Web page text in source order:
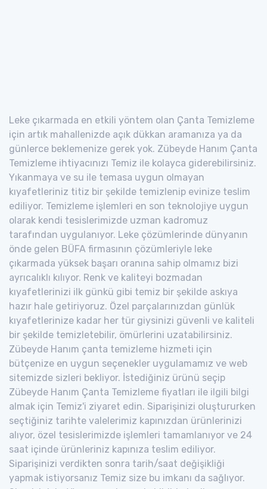
Leke çıkarmada en etkili yöntem olan Çanta Temizleme
için artık mahallenizde açık dükkan aramanıza ya da
günlerce beklemenize gerek yok. Zübeyde Hanım Çanta
Temizleme ihtiyacınızı Temiz ile kolayca giderebilirsiniz.
Yıkanmaya ve su ile temasa uygun olmayan
kıyafetleriniz titiz bir şekilde temizlenip evinize teslim
ediliyor. Temizleme işlemleri en son teknolojiye uygun
olarak kendi tesislerimizde uzman kadromuz
tarafından uygulanıyor. Leke çözümlerinde dünyanın
önde gelen BÜFA firmasının çözümleriyle leke
çıkarmada yüksek başarı oranına sahip olmamız bizi
ayrıcalıklı kılıyor. Renk ve kaliteyi bozmadan
kıyafetlerinizi ilk günkü gibi temiz bir şekilde askıya
hazır hale getiriyoruz. Özel parçalarınızdan günlük
kıyafetlerinize kadar her tür giysinizi güvenli ve kaliteli
bir şekilde temizletebilir, ömürlerini uzatabilirsiniz.
Zübeyde Hanım çanta temizleme hizmeti için
bütçenize en uygun seçenekler uygulamamız ve web
sitemizde sizleri bekliyor. İstediğiniz ürünü seçip
Zübeyde Hanım Çanta Temizleme fiyatları ile ilgili bilgi
almak için Temiz'i ziyaret edin. Siparişinizi oluştururken
seçtiğiniz tarihte valelerimiz kapınızdan ürünlerinizi
alıyor, özel tesislerimizde işlemleri tamamlanıyor ve 24
saat içinde ürünleriniz kapınıza teslim ediliyor.
Siparişinizi verdikten sonra tarih/saat değişikliği
yapmak istiyorsanız Temiz size bu imkanı da sağlıyor.